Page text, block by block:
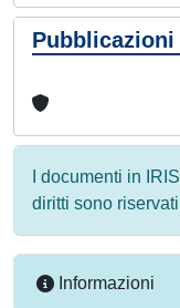
I documenti in
diritti sono
Informazioni